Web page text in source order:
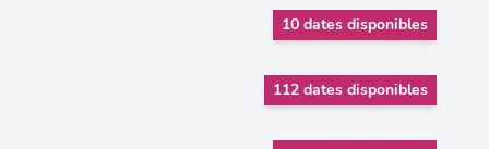
10 dates disponibles
112 dates disponibles